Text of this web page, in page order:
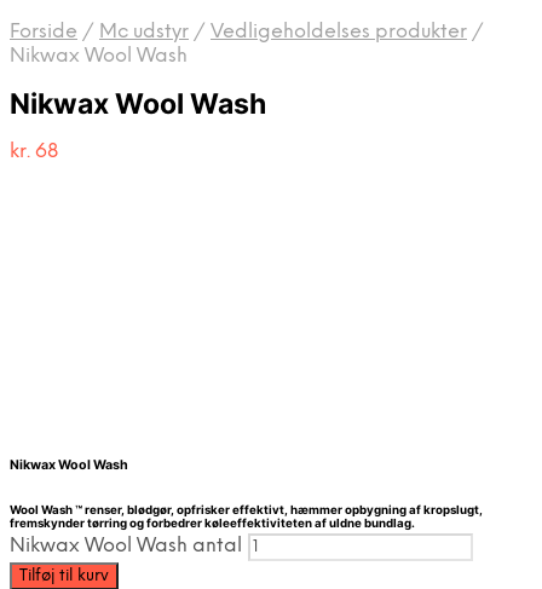
Forside / Mc udstyr / Vedligeholdelses produkter /
Nikwax Wool Wash
Nikwax Wool Wash
kr. 68
Nikwax Wool Wash
Wool Wash ™ renser, blødgør, opfrisker effektivt, hæmmer opbygning af kropslugt,
fremskynder tørring og forbedrer køleeffektiviteten af ​​uldne bundlag.
Nikwax Wool Wash antal
Tilføj til kurv